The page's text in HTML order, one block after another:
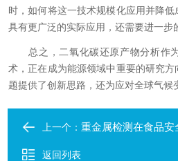
时，如何将这一技术规模化应用并降
具有更广泛的实际应用，还需要进一步
总之，二氧化碳还原产物分析作
术，正在成为能源领域中重要的研究
题提供了创新思路，还为应对全球气候
上一个：重金属检测在食品安
返回列表